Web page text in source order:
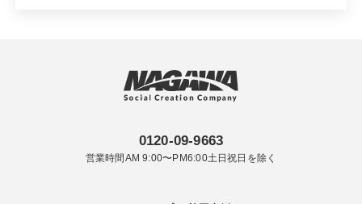
0120-09-9663
営業時間AM 9:00〜PM6:00土日祝日を除く